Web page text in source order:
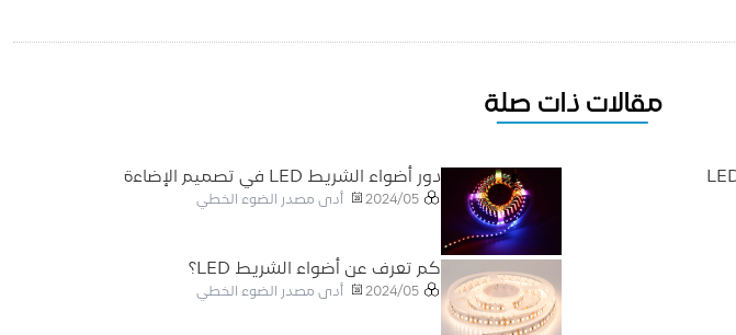
مقالات ذات صلة
دور أضواء الشريط LED في تصميم الإضاءة
2024/05 أدى مصدر الضوء الخطي
كم تعرف عن أضواء الشريط LED؟
2024/05 أدى مصدر الضوء الخطي